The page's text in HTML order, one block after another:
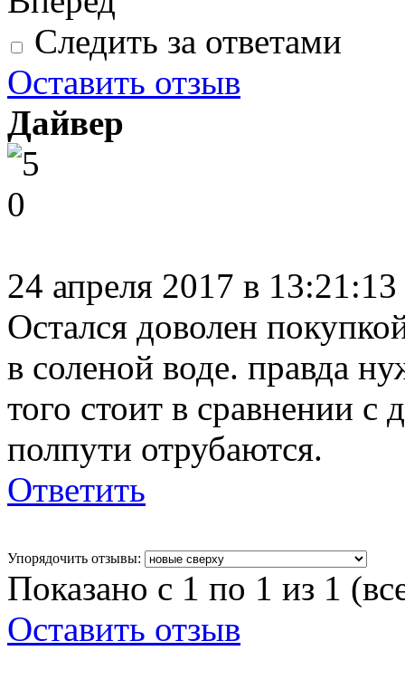
Следить за ответами
Оставить отзыв
Дайвер
0
24 апреля 2017 в
Остался доволен
в соленой воде. правда
того стоит в сравнении
полпути отрубаются.
Ответить
Упорядочить отзывы:
Показано с 1 по 1 из 1
Оставить отзыв